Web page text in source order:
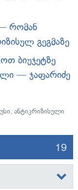
რომან
გეგმაზე
ბიუჯეტზე
— ჯაფარიძე
, ანტიკრიზისული
19